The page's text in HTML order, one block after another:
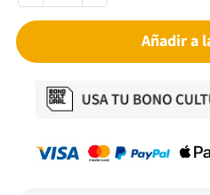
Añadir a